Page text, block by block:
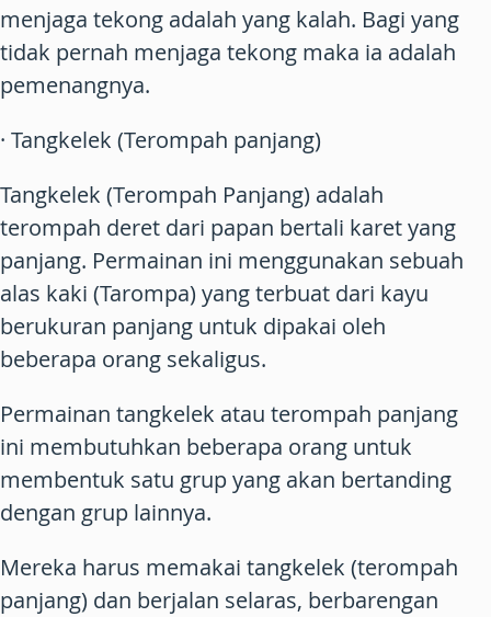
menjaga tekong adalah yang kalah. Bagi yang
tidak pernah menjaga tekong maka ia adalah
pemenangnya.
· Tangkelek (Terompah panjang)
Tangkelek (Terompah Panjang) adalah
terompah deret dari papan bertali karet yang
panjang. Permainan ini menggunakan sebuah
alas kaki (Tarompa) yang terbuat dari kayu
berukuran panjang untuk dipakai oleh
beberapa orang sekaligus.
Permainan tangkelek atau terompah panjang
ini membutuhkan beberapa orang untuk
membentuk satu grup yang akan bertanding
dengan grup lainnya.
Mereka harus memakai tangkelek (terompah
panjang) dan berjalan selaras, berbarengan